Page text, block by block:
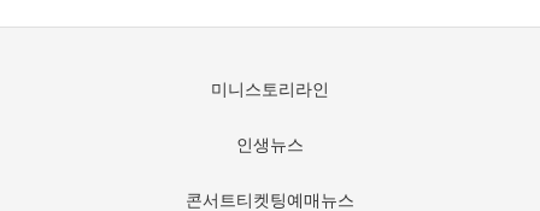
미니스토리라인
인생뉴스
콘서트티켓팅예매뉴스